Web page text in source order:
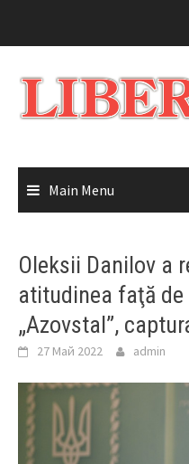
Main Menu
Oleksii Danilov a
atitudinea faţă
„Azovstal”,
27 Май 2022 admin